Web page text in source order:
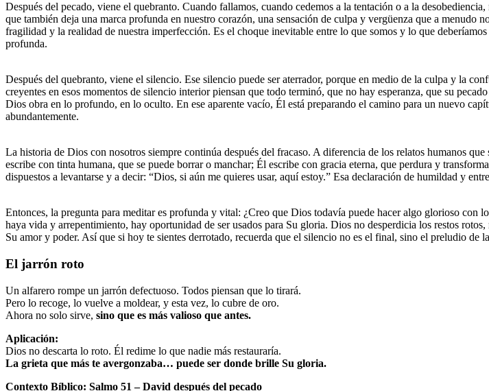
Después del pecado, viene el quebranto. Cuando fallamos, cuando cedemos a la tentación o a la
que también deja una marca profunda en nuestro corazón, una sensación de culpa y vergüenza que a menudo
fragilidad y la realidad de nuestra imperfección. Es el choque inevitable entre lo que somos y lo que
profunda.
Después del quebranto, viene el silencio. Ese silencio puede ser aterrador, porque en medio de la culpa y la
creyentes en esos momentos de silencio interior piensan que todo terminó, que no hay esperanza, que su
Dios obra en lo profundo, en lo oculto. En ese aparente vacío, Él está preparando el camino para un nuevo
abundantemente.
La historia de Dios con nosotros siempre continúa después del fracaso. A diferencia de los relatos humanos
escribe con tinta humana, que se puede borrar o manchar; Él escribe con gracia eterna, que perdura y
dispuestos a levantarse y a decir: “Dios, si aún me quieres usar, aquí estoy.” Esa declaración de humildad y
Entonces, la pregunta para meditar es profunda y vital: ¿Creo que Dios todavía puede hacer algo glorioso con
haya vida y arrepentimiento, hay oportunidad de ser usados para Su gloria. Dios no desperdicia los restos
Su amor y poder. Así que si hoy te sientes derrotado, recuerda que el silencio no es el final, sino el preludio de
El jarrón roto
Un alfarero rompe un jarrón defectuoso. Todos piensan que lo tirará.
Pero lo recoge, lo vuelve a moldear, y esta vez, lo cubre de oro.
Ahora no solo sirve, sino que es más valioso que antes.
Aplicación:
Dios no descarta lo roto. Él redime lo que nadie más restauraría.
La grieta que más te avergonzaba… puede ser donde brille Su gloria.
Contexto Bíblico: Salmo 51 – David después del pecado